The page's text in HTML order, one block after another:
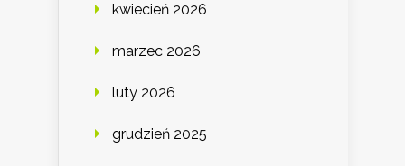
kwiecień 2026
marzec 2026
luty 2026
grudzień 2025